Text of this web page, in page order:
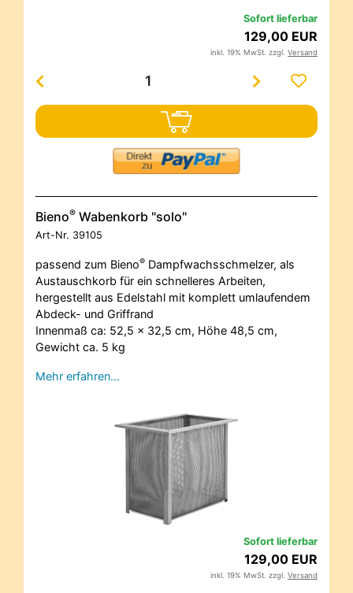
Sofort lieferbar
129,00 EUR
inkl. 19% MwSt. zzgl. Versand
Bieno® Wabenkorb "solo"
Art-Nr. 39105
passend zum Bieno® Dampfwachsschmelzer, als
Austauschkorb für ein schnelleres Arbeiten,
hergestellt aus Edelstahl mit komplett umlaufendem
Abdeck- und Griffrand
Innenmaß ca: 52,5 x 32,5 cm, Höhe 48,5 cm,
Gewicht ca. 5 kg
Mehr erfahren…
Sofort lieferbar
129,00 EUR
inkl. 19% MwSt. zzgl. Versand